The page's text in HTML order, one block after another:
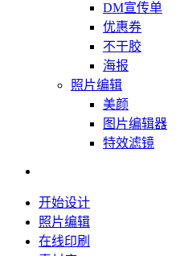
DM宣传单
优惠券
不干胶
海报
照片编辑
美颜
图片编辑器
特效滤镜
开始设计
照片编辑
在线印刷